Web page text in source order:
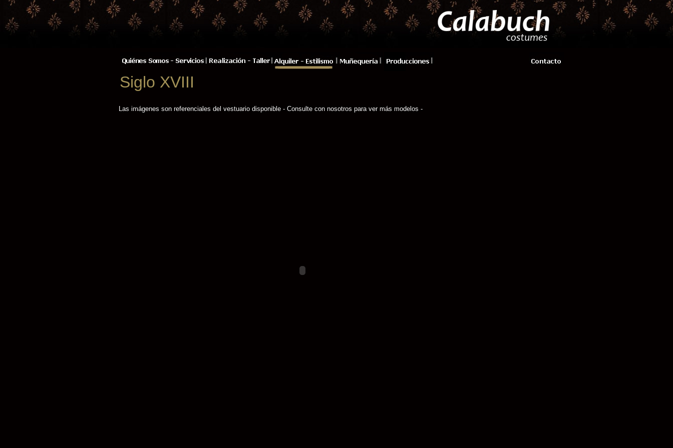
Las imágenes son referenciales del vestuario disponible - Consulte con nosotros para ver más modelos -
Siglo XVIII